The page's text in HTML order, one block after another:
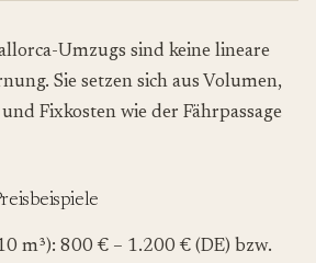
Umzugs sind keine lineare
Sie setzen sich aus Volumen,
Fixkosten wie der Fährpassage
m³): 800 € – 1.200 € (DE) bzw.